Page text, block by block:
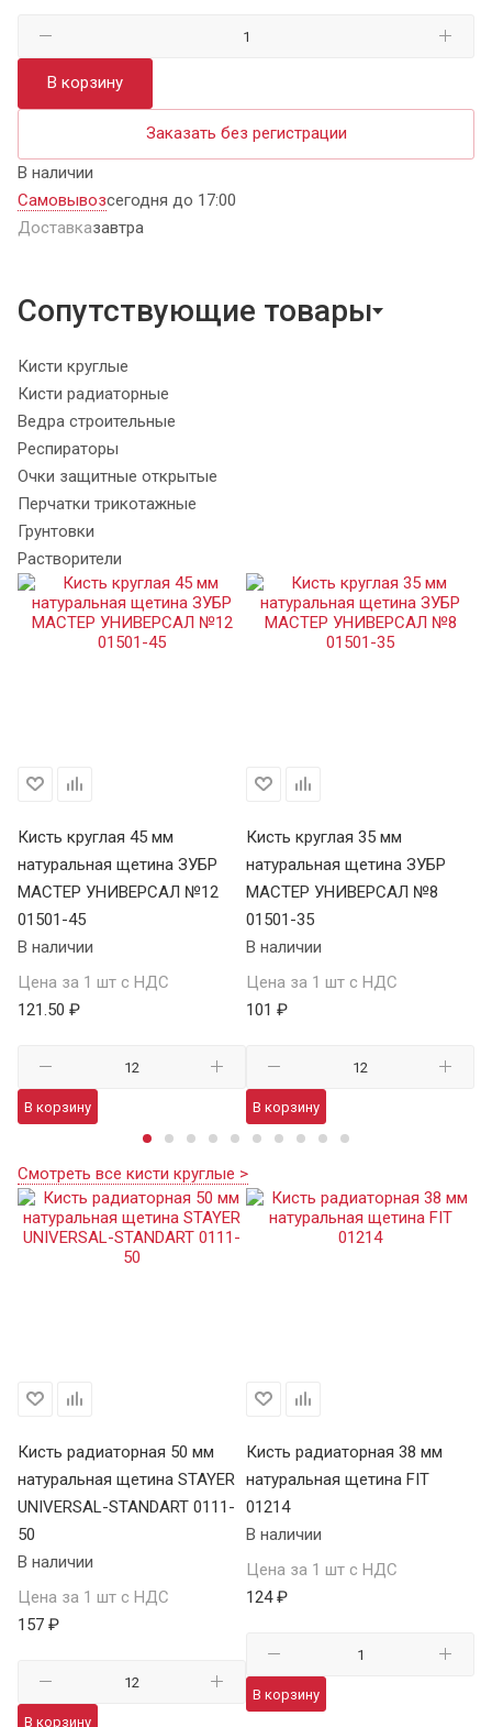
В корзину
Заказать без регистрации
В наличии
Самовывозсегодня до 17:00
Доставказавтра
Сопутствующие товары
Кисти круглые
Кисти радиаторные
Ведра строительные
Респираторы
Очки защитные открытые
Перчатки трикотажные
Грунтовки
Растворители
Кисть круглая 45 мм
натуральная щетина ЗУБР
МАСТЕР УНИВЕРСАЛ №12
01501-45
В наличии
Цена за 1 шт с НДС
121.50 ₽
В корзину
Кисть круглая 35 мм
натуральная щетина ЗУБР
МАСТЕР УНИВЕРСАЛ №8
01501-35
В наличии
Цена за 1 шт с НДС
101 ₽
В корзину
Смотреть все кисти круглые >
Кисть радиаторная 50 мм
натуральная щетина STAYER
UNIVERSAL-STANDART 0111-
50
В наличии
Цена за 1 шт с НДС
157 ₽
В корзину
Кисть радиаторная 38 мм
натуральная щетина FIT
01214
В наличии
Цена за 1 шт с НДС
124 ₽
В корзину